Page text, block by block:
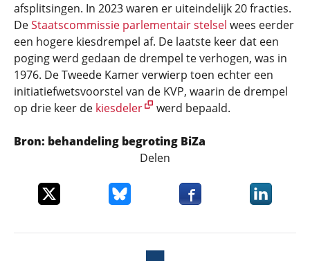
afsplitsingen. In 2023 waren er uiteindelijk 20 fracties.
DeStaatscommissie parlementair stelsel wees eerder
een hogere kiesdrempel af. De laatste keer dat een
poging werd gedaan de drempel te verhogen, was in
1976. De Tweede Kamer verwierp toen echter een
initiatiefwetsvoorstel van de KVP, waarin de drempel
op drie keer de kiesdeler werd bepaald.
Bron: behandeling begroting BiZa
Delen
Deel dit item op XDeel dit item op Bluesky
Deel dit item opDeel dit